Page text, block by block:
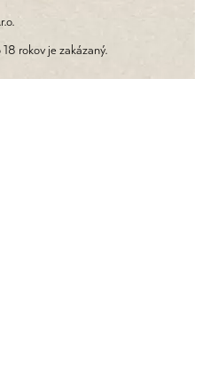
rokov je zakázaný.